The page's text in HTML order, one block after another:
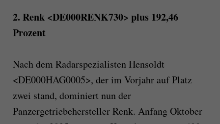
2. Renk <DE000RENK730> plus 192,46
Prozent
Nach dem Radarspezialisten Hensoldt
<DE000HAG0005>, der im Vorjahr auf Platz
zwei stand, dominiert nun der
Panzergetriebehersteller Renk. Anfang Oktober